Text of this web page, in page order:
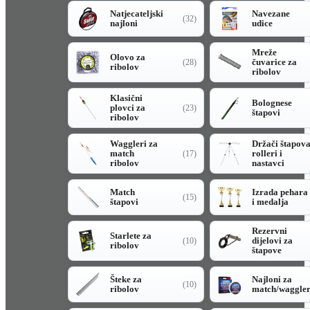
Natjecateljski
najloni
(32)
Navezane
udice
Olovo za
ribolov
(28)
Mreže
čuvarice za
ribolov
Klasični
plovci za
ribolov
(23)
Bolognese
štapovi
Waggleri za
match
ribolov
(17)
Držači štapova
rolleri i
nastavci
Match
štapovi
(15)
Izrada pehara
i medalja
Starlete za
ribolov
(10)
Rezervni
dijelovi za
štapove
Šteke za
ribolov
(10)
Najloni za
match/waggler